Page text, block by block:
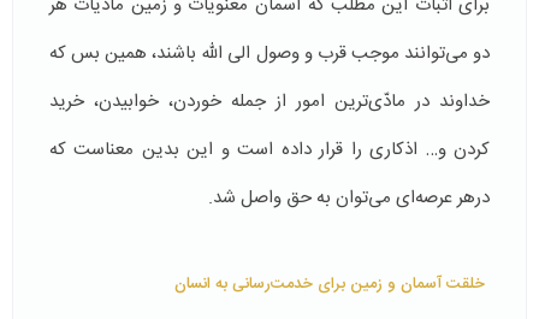
دو می‌توانند موجب قرب و وصول الی الله باشند، همین بس که
خداوند در مادّی‌ترین امور از جمله خوردن، خوابیدن، خرید
کردن و… اذكاری را قرار داده است و این بدین معناست که
درهر عرصه‌ای می‌توان به حق واصل شد.
خلقت آسمان و زمین برای خدمت‌رسانی به انسان